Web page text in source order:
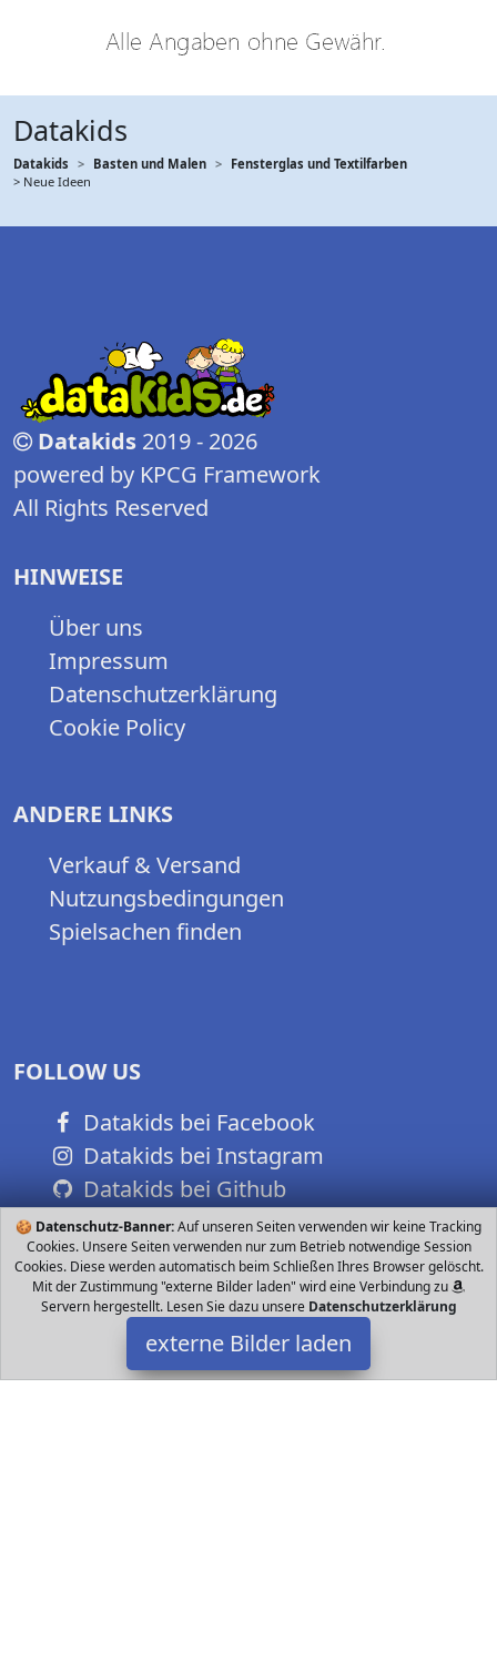
Datakids
Datakids Basten und Malen
Fensterglas und Textilfarben
> Neue Ideen
🍪 Datenschutz-Banner:Auf unseren Seiten verwenden wir keine Tracking
Cookies. Unsere Seiten verwenden nur zum Betrieb notwendige Session
Cookies. Diese werden automatisch beim Schließen Ihres Browser gelöscht.
Mit der Zustimmung "externe Bilder laden" wird eine Verbindung zu
Servern hergestellt. Lesen Sie dazu unsere Datenschutzerklärung
externe Bilder laden
Datakids 2019 - 2026
powered by KPCG Framework
All Rights Reserved
HINWEISE
Über uns
Impressum
Datenschutzerklärung
Cookie Policy
ANDERE LINKS
Verkauf & Versand
Nutzungsbedingungen
Spielsachen finden
FOLLOW US
Datakids bei Facebook
Datakids bei Instagram
Datakids bei Github